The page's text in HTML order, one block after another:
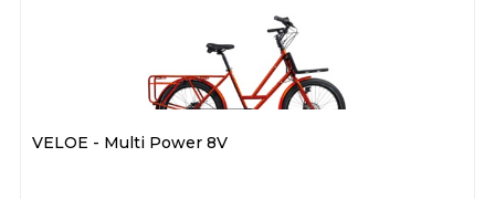
VELOE - Multi Power 8V